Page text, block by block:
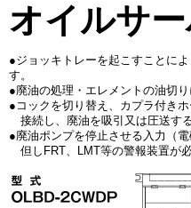
オイルサ
●ジョッキトレーを起こすことに
す。
●廃油の処理・エレメントの油切り
●コックを切り替え、カプラ付き
接続し、廃油を吸引又は圧送す
●廃油ポンプを停止させる入力（
但しFRT、LMT等の警報装置が必